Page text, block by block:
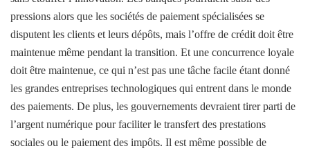
pressions alors que les sociétés de paiement spécialisées se
disputent les clients et leurs dépôts, mais l’offre de crédit doit être
maintenue même pendant la transition. Et une concurrence loyale
doit être maintenue, ce qui n’est pas une tâche facile étant donné
les grandes entreprises technologiques qui entrent dans le monde
des paiements. De plus, les gouvernements devraient tirer parti de
l’argent numérique pour faciliter le transfert des prestations
sociales ou le paiement des impôts. Il est même possible de